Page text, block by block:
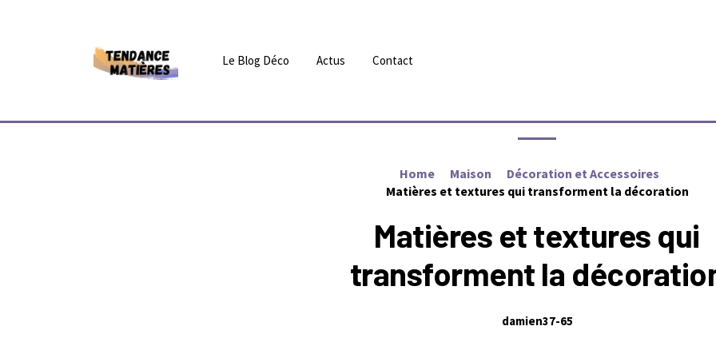
Le Blog Déco Actus Contact
Home Maison
Décoration et Accessoires
Matières et textures qui transforment la décoration
Matières et textures qui
transforment la
damien37-65